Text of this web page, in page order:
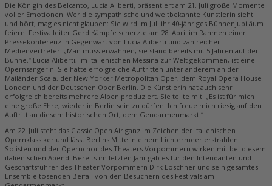
Die Königin des Belcanto, Lucia Aliberti, präsentiert am 21. Juli große Momente
voller Emotionen. Wer die sympathische und weltbekannte Künstlerin sieht
und hört, mag es nicht glauben: Sie wird im Juli ihr 40-jähriges Bühnenjubiläum
feiern. Festivalleiter Gerd Kämpfe scherzte am 28. April im Rahmen einer
Pressekonferenz in Gegenwart von Lucia Aliberti und zahlreicher
Medienvertreter: „Man muss erwähnen, sie stand bereits mit 5 Jahren auf der
Bühne.“ Lucia Aliberti, im italienischen Messina zur Welt gekommen, ist eine
Opernsängerin. Sie hatte erfolgreiche Auftritten unter anderem an der
Mailänder Scala, der New Yorker Metropolitan Oper, dem Royal Opera House
London und der Deutschen Oper Berlin. Die Künstlerin hat auch sehr
erfolgreich bereits mehrere Alben produziert. Sie teilte mit: „Es ist für mich
eine große Ehre, wieder in Berlin sein zu dürfen. Ich freue mich riesig auf den
Auftritt an diesem historischen Ort, dem Gendarmenmarkt.“
Am 22. Juli steht das Classic Open Air ganz im Zeichen der italienischen
Opernklassiker und lässt Berlins Mitte in einem Lichtermeer erstrahlen.
Solisten und der Opernchor des Theaters Vorpommern wirken mit bei diesem
italienischen Abend. Bereits im letzten Jahr gab es für den Intendanten und
Geschäftsführer des Theater Vorpommern Dirk Löschner und sein gesamtes
Ensemble tosenden Beifall von den Besuchern des Festivals am